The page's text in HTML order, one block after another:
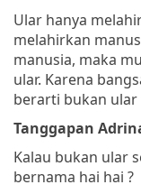
Ular hanya
melahirkan
manusia, maka
ular. Karena
berarti bukan ular
Tanggapan
Kalau bukan ular
bernama hai hai ?